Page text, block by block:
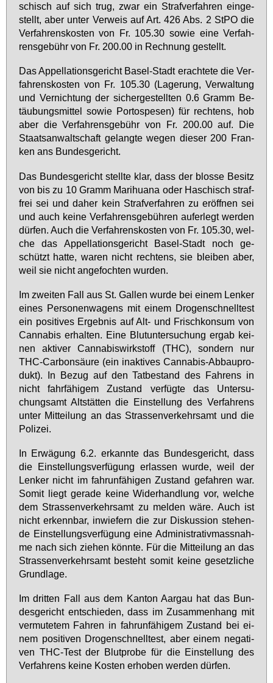
schisch auf sich trug, zwar ein Straf­ver­fah­ren ein­ge­
stellt, aber un­ter Ver­weis auf Art. 426 Abs. 2 StPO die
Ver­fah­rens­kos­ten von Fr. 105.30 so­wie ei­ne Ver­fah­
rens­ge­bühr von Fr. 200.00 in Rech­nung ge­stellt.
Das Ap­pel­la­ti­ons­ge­richt Ba­sel-Stadt er­ach­te­te die Ver­
fah­rens­kos­ten von Fr. 105.30 (La­ge­rung, Ver­wal­tung
und Ver­nich­tung der si­cher­ge­stell­ten 0.6 Gramm Be­
täu­bungs­mit­tel so­wie Por­to­spe­sen) für rech­tens, hob
aber die Ver­fah­rens­ge­bühr von Fr. 200.00 auf. Die
Staats­an­walt­schaft ge­lang­te we­gen die­ser 200 Fran­
ken ans Bun­des­ge­richt.
Das Bun­des­ge­richt stell­te klar, dass der blos­se Be­sitz
von bis zu 10 Gramm Ma­ri­hua­na oder Ha­schisch straf­
frei sei und da­her kein Straf­ver­fah­ren zu er­öff­nen sei
und auch kei­ne Ver­fah­rens­ge­büh­ren auf­er­legt wer­den
dür­fen. Auch die Ver­fah­rens­kos­ten von Fr. 105.30, wel­
che das Ap­pel­la­ti­ons­ge­richt Ba­sel-Stadt noch ge­
schützt hat­te, wa­ren nicht rech­tens, sie blei­ben aber,
weil sie nicht an­ge­foch­ten wur­den.
Im zwei­ten Fall aus St. Gal­len wur­de bei ei­nem Len­ker
ei­nes Per­so­nen­wa­gens mit ei­nem Dro­gen­schnell­test
ein po­si­ti­ves Er­geb­nis auf Alt- und Frisch­kon­sum von
Can­na­bis er­hal­ten. Ei­ne Blut­un­ter­su­chung er­gab kei­
nen ak­ti­ver Can­na­bis­wirk­stoff (THC), son­dern nur
THC-Car­bon­säu­re (ein in­ak­ti­ves Can­na­bis-Ab­bau­pro­
dukt). In Be­zug auf den Tat­be­stand des Fah­rens in
nicht fahr­fä­hi­gem Zu­stand ver­füg­te das Un­ter­su­
chungs­amt Alt­stät­ten die Ein­stel­lung des Ver­fah­rens
un­ter Mit­tei­lung an das Stras­sen­ver­kehrs­amt und die
Po­li­zei.
In Er­wä­gung 6.2. er­kann­te das Bun­des­ge­richt, dass
die Ein­stel­lungs­ver­fü­gung er­las­sen wur­de, weil der
Len­ker nicht im fahr­un­fä­hi­gen Zu­stand ge­fah­ren war.
So­mit liegt ge­ra­de kei­ne Wi­der­hand­lung vor, wel­che
dem Stras­sen­ver­kehrs­amt zu mel­den wä­re. Auch ist
nicht er­kenn­bar, in­wie­fern die zur Dis­kus­si­on ste­hen­
de Ein­stel­lungs­ver­fü­gung ei­ne Ad­mi­nis­tra­tiv­mass­nah­
me nach sich zie­hen könn­te. Für die Mit­tei­lung an das
Stras­sen­ver­kehrs­amt be­steht so­mit kei­ne ge­setz­li­che
Grund­la­ge.
Im drit­ten Fall aus dem Kan­ton Aar­gau hat das Bun­
des­ge­richt ent­schie­den, dass im Zu­sam­men­hang mit
ver­mu­te­tem Fah­ren in fahr­un­fä­hi­gem Zu­stand bei ei­
nem po­si­ti­ven Dro­gen­schnell­test, aber ei­nem ne­ga­ti­
ven THC-Test der Blut­pro­be für die Ein­stel­lung des
Ver­fah­rens kei­ne Kos­ten er­ho­ben wer­den dür­fen.